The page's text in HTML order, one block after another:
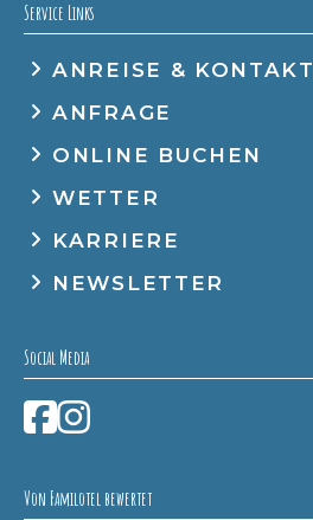
Service Links
ANREISE & KONTAKT
ANFRAGE
ONLINE BUCHEN
WETTER
KARRIERE
NEWSLETTER
Social Media
Von Familotel bewertet